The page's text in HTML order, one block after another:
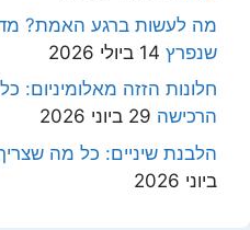
מה לעשות ברגע האמת?
שנפרץ 14 ביולי 2026
חלונות הזזה מאלומיניום:
הרכישה 29 ביוני 2026
הלבנת שיניים: כל מה
ביוני 2026